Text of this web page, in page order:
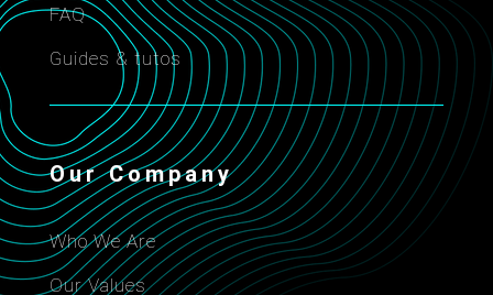
FAQ
Guides & tutos
Our Company
Who We Are
Our Values